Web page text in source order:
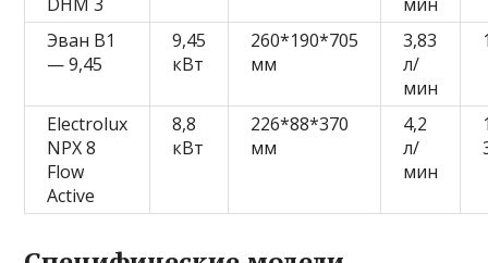
Эван B1
— 9,45
9,45
кВт
260*190*705
мм
3,83
л/
мин
Electrolux
NPX 8
Flow
Active
8,8
кВт
226*88*370
мм
4,2
л/
мин